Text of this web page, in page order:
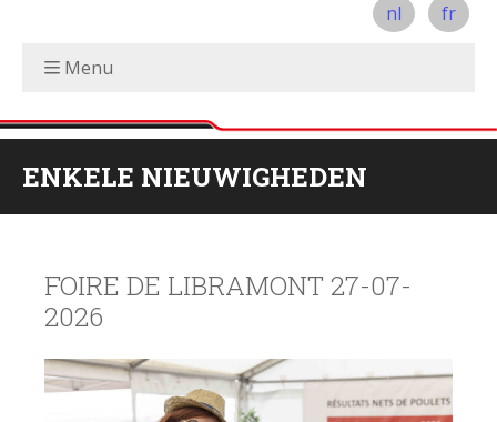
nl fr
Menu
ENKELE NIEUWIGHEDEN
FOIRE DE LIBRAMONT 27-07-
2026